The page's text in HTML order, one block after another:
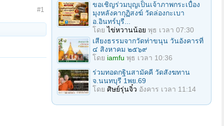
#1
ขอเชิญร่วมบุญเป็นเจ้าภาพกระเบื้อง
มุงหลังคากุฏิสงฆ์ วัดล่องกะเบา
อ.อินทร์บุรี...
โดยไข่หวานน้อย พุธ เวลา 07:30
เสียงธรรมจากวัดท่าขนุน วันอังคารที่
๔ สิงหาคม ๒๕๖๙
โดย iamfu พุธ เวลา 10:36
ร่วมทอดกฐินสามัคคี วัดสังฆทาน
จ.นนทบุรี 1พย.69
โดย ศิษย์รุ่นจิ๋ว อังคาร เวลา 11:14